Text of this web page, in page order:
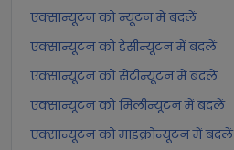
एक्सान्यूटन को न्यूटन में बदलें
एक्सान्यूटन को डेसीन्यूटन में बदलें
एक्सान्यूटन को सेंटीन्यूटन में बदलें
एक्सान्यूटन को मिलीन्यूटन में बदलें
एक्सान्यूटन को माइक्रोन्यूटन में बदलें